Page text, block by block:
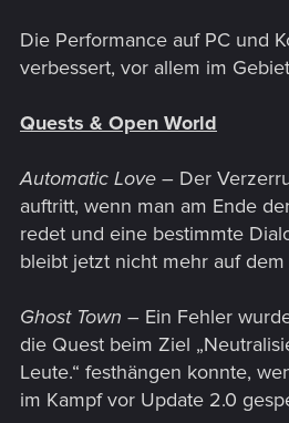
Die Performance auf PC und
verbessert, vor allem im
Quests & Open World
Automatic Love – Der
auftritt, wenn man am Ende
redet und eine bestimmte
bleibt jetzt nicht mehr auf dem
Ghost Town – Ein Fehler
die Quest beim Ziel
Leute.“ festhängen konnte,
im Kampf vor Update 2.0